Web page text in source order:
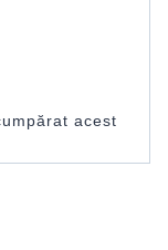
acest